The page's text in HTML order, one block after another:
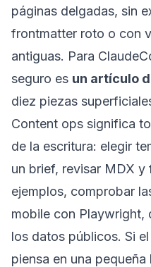
páginas delgadas, sin
frontmatter roto o con
antiguas. Para
seguro es un artículo
diez piezas
Content ops significa
de la escritura: elegir
un brief, revisar MDX
ejemplos, comprobar
mobile con Playwright,
los datos públicos. Si
piensa en una